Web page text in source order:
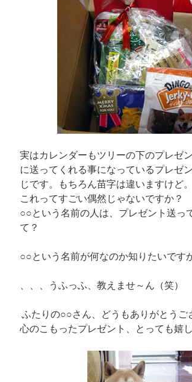
実はカレンダーもツリーの下のプレゼ
に送ってくれる事になっているプレゼ
じです。もちろん苗字は違いますけど。
これってすごい偶然じゃないですか？
○○という名前の人は、プレゼント送っ
て？
○○という名前が何なのか知りたいです
、、、うふっふ、教えませ～ん（笑）
ふたりの○○さん、どうもありがとうご
心のこもったプレゼント、とっても嬉